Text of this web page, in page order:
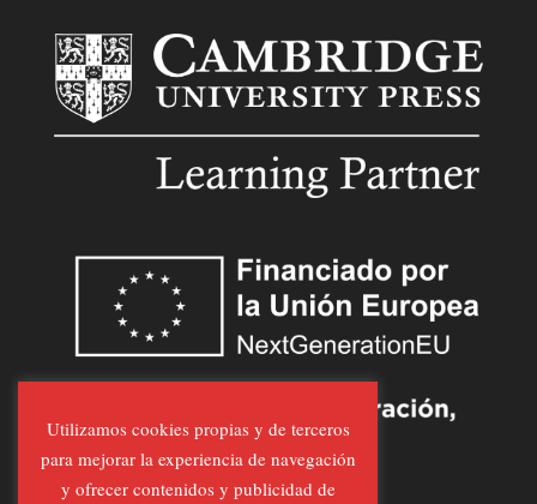
Utilizamos cookies propias y de terceros
para mejorar la experiencia de navegación
y ofrecer contenidos y publicidad de